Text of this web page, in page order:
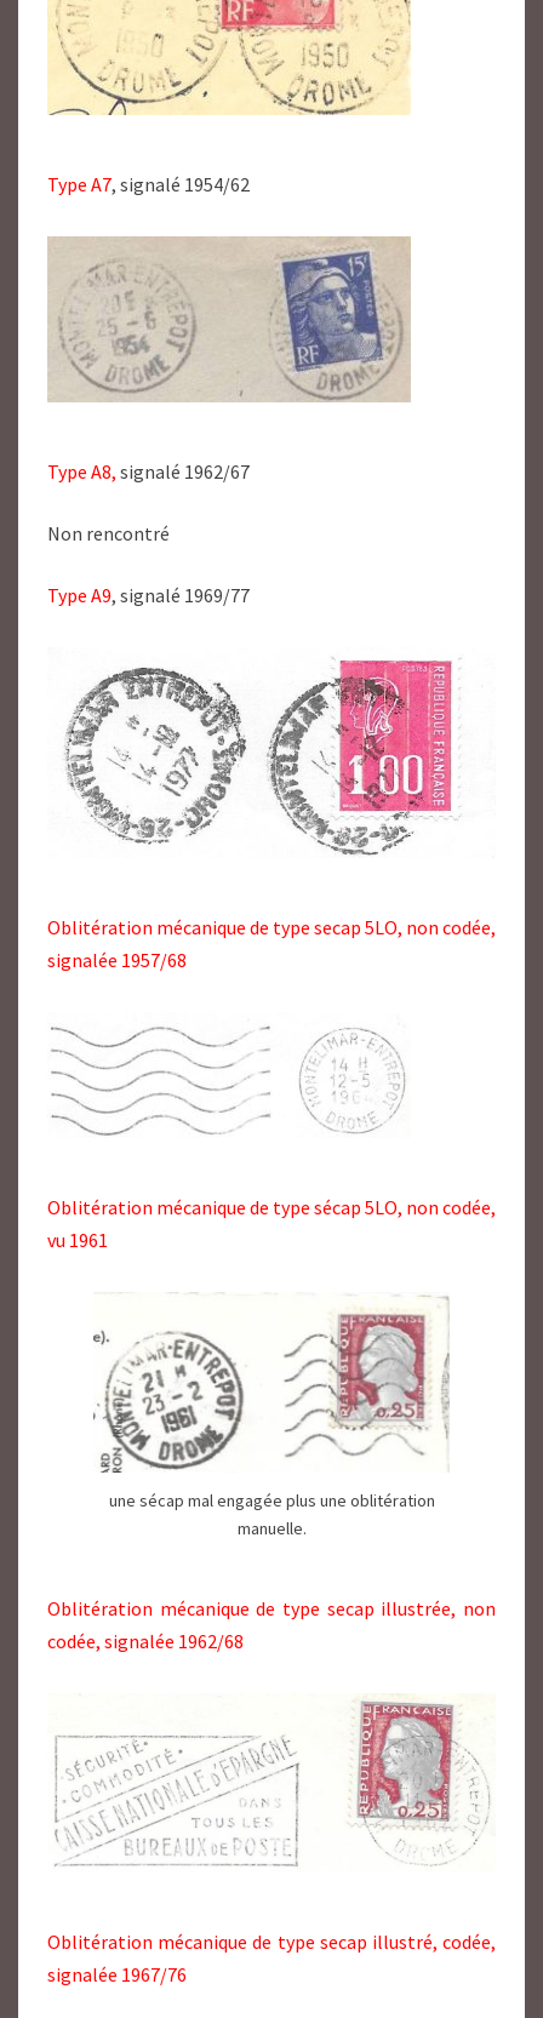
Type A7, signalé 1954/62
Type A8, signalé 1962/67
Non rencontré
Type A9, signalé 1969/77
Oblitération mécanique de type secap 5LO, non codée,
signalée 1957/68
Oblitération mécanique de type sécap 5LO, non codée,
vu 1961
une sécap mal engagée plus une oblitération
manuelle.
Oblitération mécanique de type secap illustrée, non
codée, signalée 1962/68
Oblitération mécanique de type secap illustré, codée,
signalée 1967/76